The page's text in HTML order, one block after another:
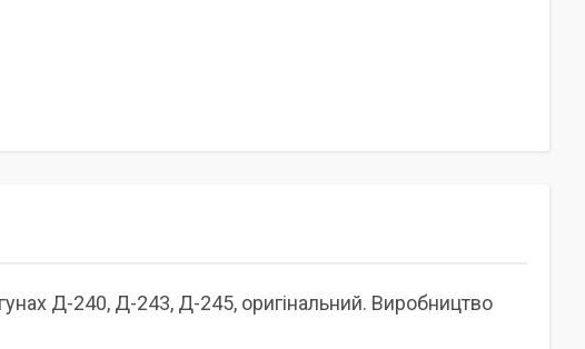
Д-240, Д-243, Д-245, оригінальний. Виробництво